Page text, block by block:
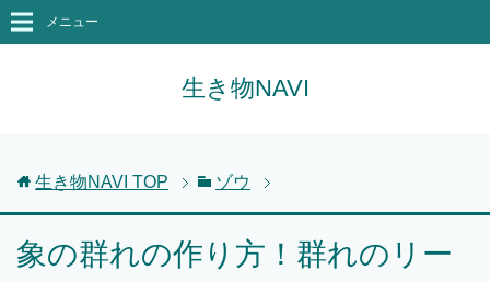
生き物NAVI
メニュー
生き物NAVI TOP ゾウ
象の群れの作り方！群れのリー